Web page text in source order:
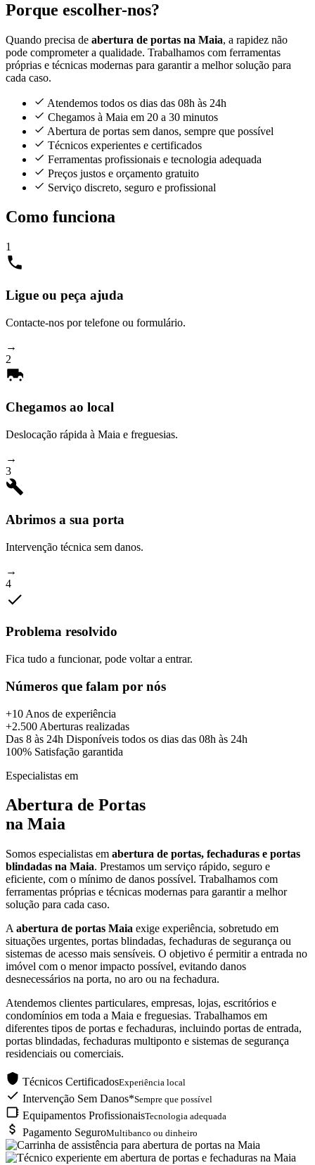
Porque escolher-nos?
Quando precisa de abertura de portas na Maia, a rapidez não
pode comprometer a qualidade. Trabalhamos com ferramentas
próprias e técnicas modernas para garantir a melhor solução para
cada caso.
Atendemos todos os dias das 08h às 24h
Chegamos à Maia em 20 a 30 minutos
Abertura de portas sem danos, sempre que possível
Técnicos experientes e certificados
Ferramentas profissionais e tecnologia adequada
Preços justos e orçamento gratuito
Serviço discreto, seguro e profissional
Como funciona
1
Ligue ou peça ajuda
Contacte-nos por telefone ou formulário.
→
2
Chegamos ao local
Deslocação rápida à Maia e freguesias.
→
3
Abrimos a sua porta
Intervenção técnica sem danos.
→
4
Problema resolvido
Fica tudo a funcionar, pode voltar a entrar.
Números que falam por nós
+10 Anos de experiência
+2.500 Aberturas realizadas
Das 8 às 24h Disponíveis todos os dias das 08h às 24h
100% Satisfação garantida
Especialistas em
Abertura de Portas
na Maia
Somos especialistas em abertura de portas, fechaduras e portas
blindadas na Maia. Prestamos um serviço rápido, seguro e
eficiente, com o mínimo de danos possível. Trabalhamos com
ferramentas próprias e técnicas modernas para garantir a melhor
solução para cada caso.
A abertura de portas Maia exige experiência, sobretudo em
situações urgentes, portas blindadas, fechaduras de segurança ou
sistemas de acesso mais sensíveis. O objetivo é permitir a entrada no
imóvel com o menor impacto possível, evitando danos
desnecessários na porta, no aro ou na fechadura.
Atendemos clientes particulares, empresas, lojas, escritórios e
condomínios em toda a Maia e freguesias. Trabalhamos em
diferentes tipos de portas e fechaduras, incluindo portas de entrada,
portas blindadas, fechaduras multiponto e sistemas de segurança
residenciais ou comerciais.
Técnicos CertificadosExperiência local
Intervenção Sem Danos*Sempre que possível
Equipamentos ProfissionaisTecnologia adequada
Pagamento SeguroMultibanco ou dinheiro